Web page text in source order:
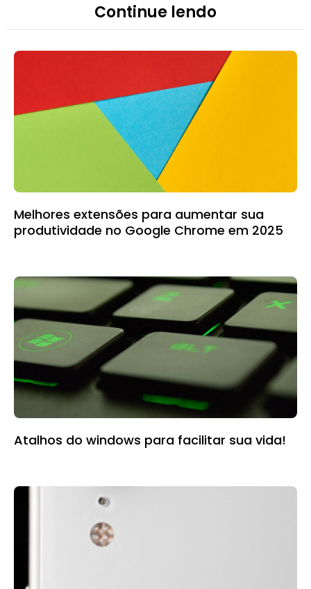
Continue lendo
Melhores extensões para aumentar sua
produtividade no Google Chrome em 2025
Atalhos do windows para facilitar sua vida!